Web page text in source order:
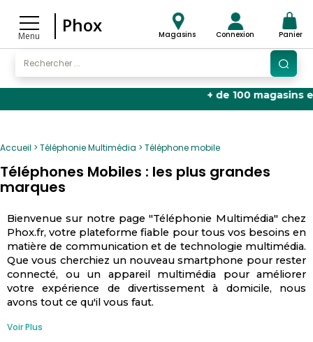
Menu
Phox Magasins Connexion Panier
+ de 100 magasins en
Accueil Téléphonie Multimédia Téléphone mobile
Téléphones Mobiles : les plus grandes
marques
Bienvenue sur notre page "Téléphonie Multimédia" chez
Phox.fr, votre plateforme fiable pour tous vos besoins en
matière de communication et de technologie multimédia.
Que vous cherchiez un nouveau smartphone pour rester
connecté, ou un appareil multimédia pour améliorer
votre expérience de divertissement à domicile, nous
avons tout ce qu'il vous faut.
Voir Plus